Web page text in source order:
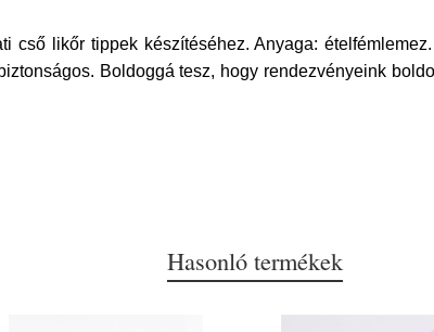
cső likőr tippek készítéséhez. Anyaga:
Boldoggá tesz, hogy rendezvényeink
Hasonló termékek